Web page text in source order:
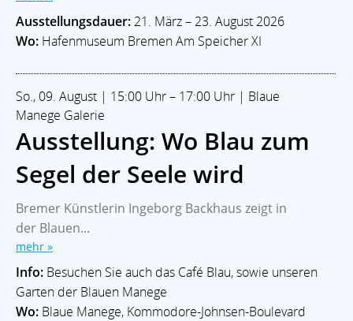
Ausstellungsdauer:21. März – 23. August 2026
Wo: Hafenmuseum Bremen Am Speicher XI
So., 09. August | 15:00 Uhr – 17:00 Uhr | Blaue
Manege Galerie
Ausstellung: Wo Blau zum
Segel der Seele wird
Bremer Künstlerin Ingeborg Backhaus zeigt in
der Blauen...
mehr »
Info: Besuchen Sie auch das Café Blau, sowie unseren
Garten der Blauen Manege
Wo: Blaue Manege, Kommodore-Johnsen-Boulevard